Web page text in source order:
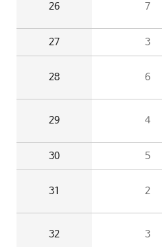
26 7
27 3
28 6
29 4
30 5
31 2
32 3